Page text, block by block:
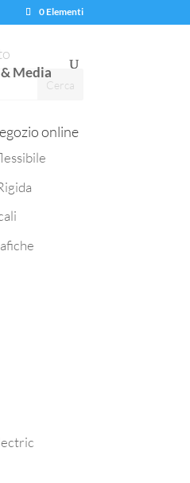
0 Elementi
Media
online